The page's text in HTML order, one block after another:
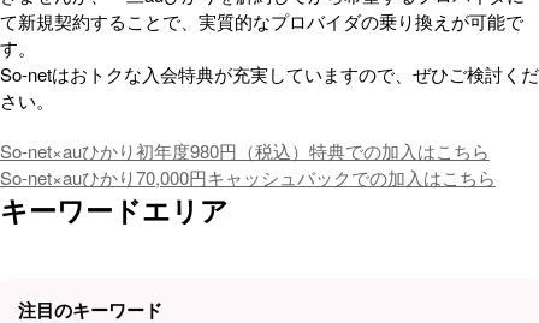
て新規契約することで、実質的なプロバイダの乗り換えが可能で
す。
So-netはおトクな入会特典が充実していますので、ぜひご検討くだ
さい。
So-net×auひかり初年度980円（税込）特典での加入はこちら
So-net×auひかり70,000円キャッシュバックでの加入はこちら
キーワードエリア
注目のキーワード